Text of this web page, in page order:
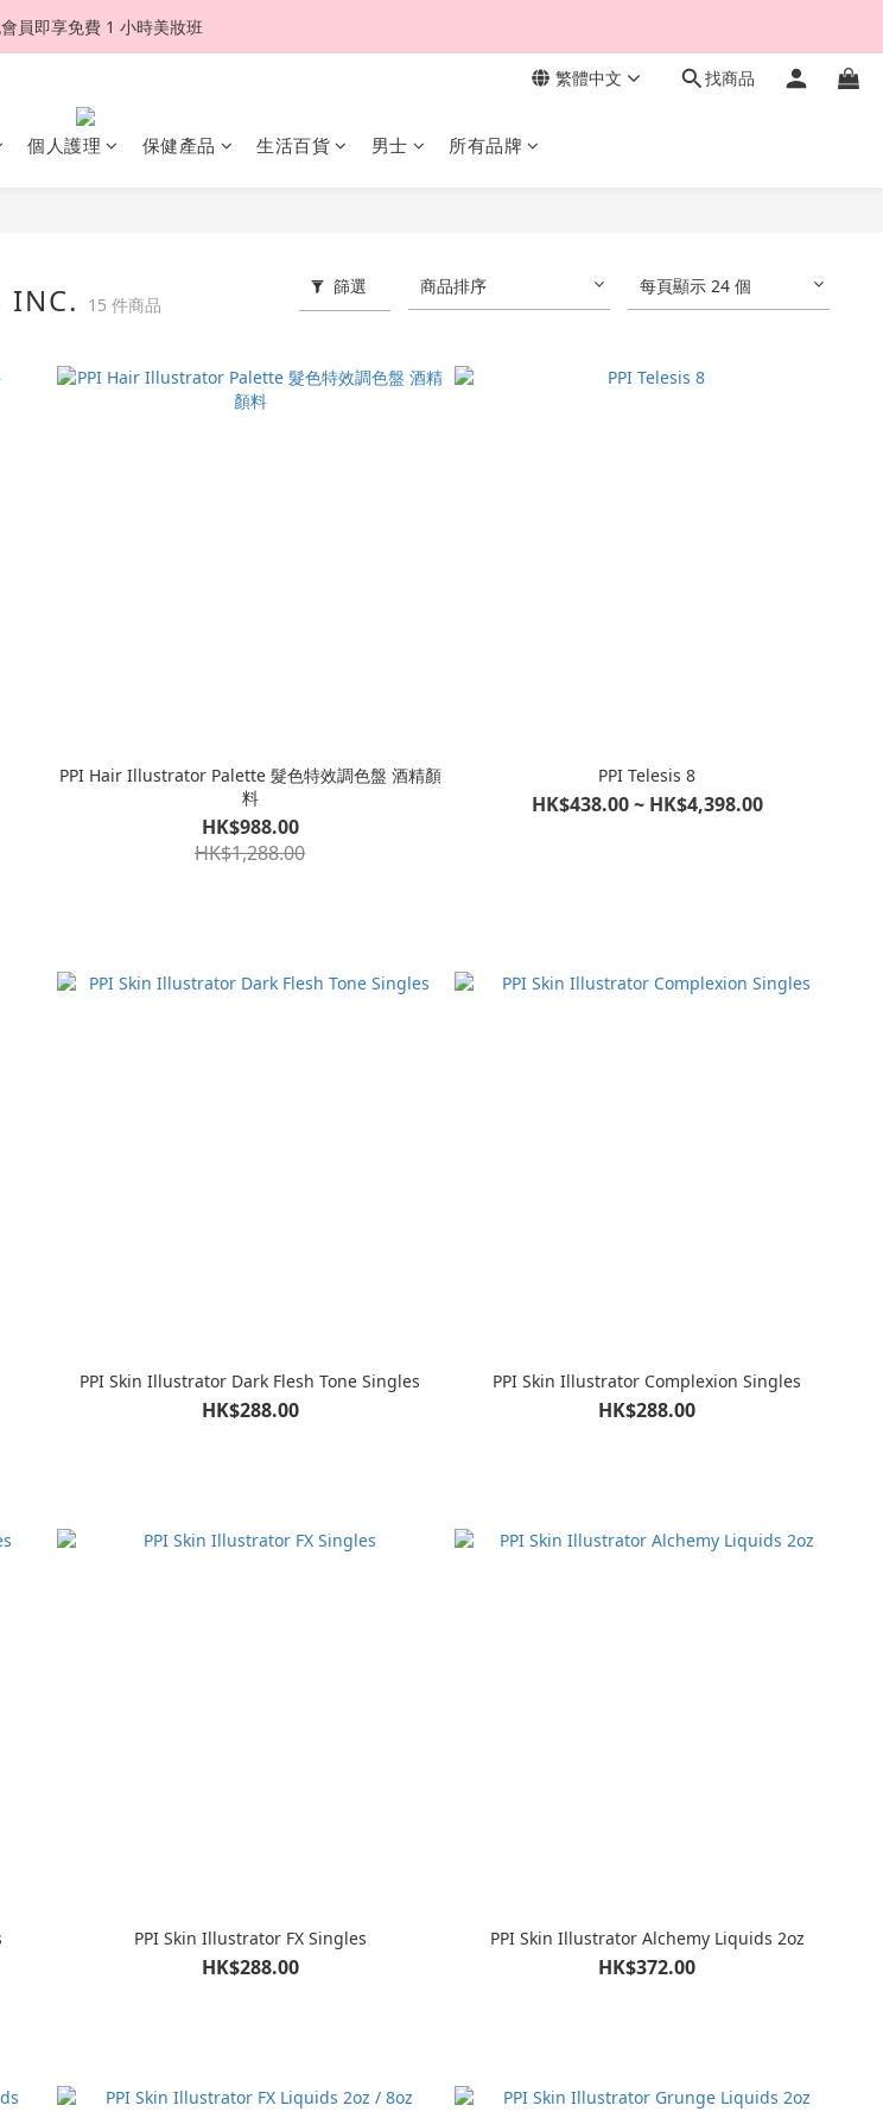
員即享免費 1 小時美妝班
繁體中文 找商品
個人護理 保健產品 生活百貨 男士 所有品牌
INC. 15 件商品
篩選 商品排序 每頁顯示 24 個
PPI Hair Illustrator Palette 髮色特效調色盤 酒精顏
料
HK$988.00
HK$1,288.00
PPI Telesis 8
HK$438.00 ~ HK$4,398.00
PPI Skin Illustrator Dark Flesh Tone Singles
HK$288.00
PPI Skin Illustrator Complexion Singles
HK$288.00
PPI Skin Illustrator FX Singles
HK$288.00
PPI Skin Illustrator Alchemy Liquids 2oz
HK$372.00